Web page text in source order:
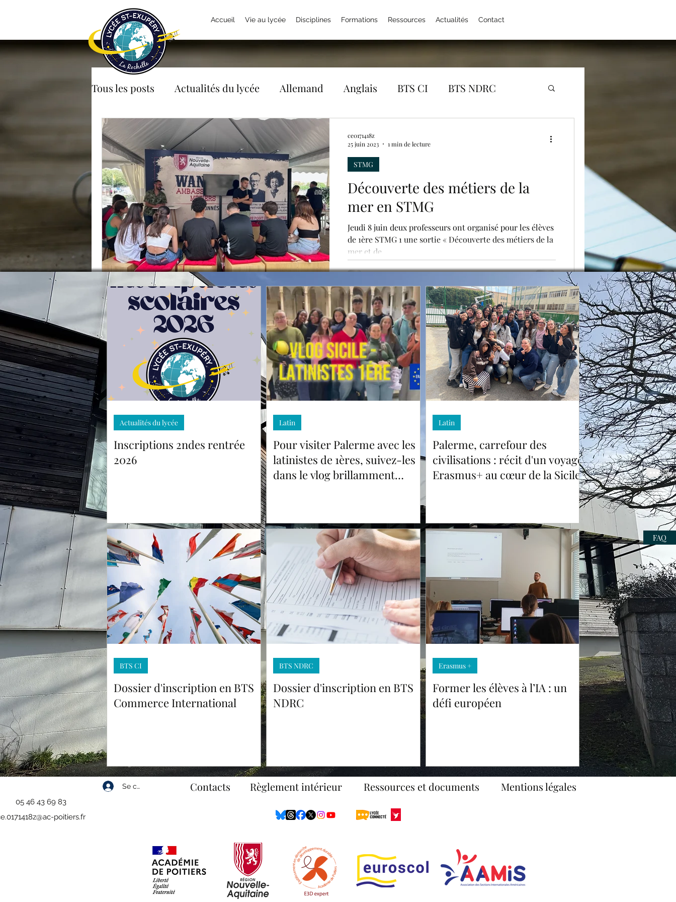
Accueil Vie au lycée Disciplines Formations Ressources Actualités Contact
FAQ
Tous les posts Actualités du lycée Allemand Anglais BTS CI BTS NDRC
Chinois CPGE DGEMC E3D
Espagnol Euro Français Histoire Géographie
Latin Maths Maison des lycéens Orientation Philosophie
Portugais Sections sportives Sciences économiques et sociales
Découverte des métiers de la
mer en STMG
Jeudi 8 juin deux professeurs ont organisé pour les élèves
de 1ère STMG 1 une sortie « Découverte des métiers de la
mer et de...
STMG
ce0171418z
25 juin 2023
1 min de lecture
Inscriptions 2ndes rentrée
2026
Actualités du lycée
Pour visiter Palerme avec les
latinistes de 1ères, suivez-les
dans le vlog brillamment
Latin
Palerme, carrefour des
civilisations : récit d'un voyage
Erasmus+ au cœur de la Sicile
Latin
Dossier d'inscription en BTS
Commerce International
BTS CI
Dossier d'inscription en BTS
NDRC
BTS NDRC
Former les élèves à l’IA : un
défi européen
Erasmus +
05 46 43 69 83
Se connecter
poitiers.fr
Contacts Règlement intérieur Ressources et documents Mentions légales